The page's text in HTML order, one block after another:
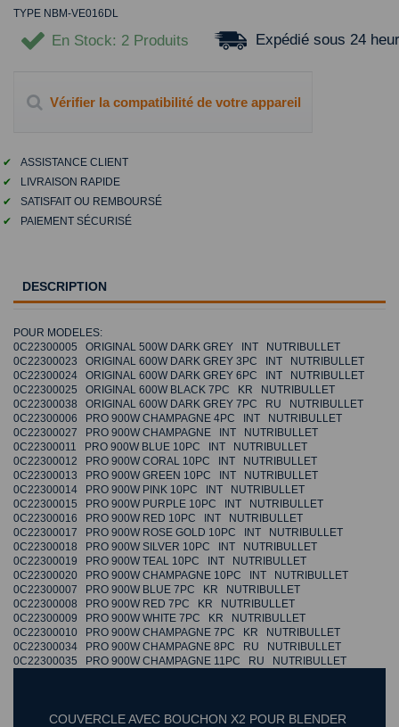
TYPE NBM-VE016DL
En Stock: 2 Produits Expédié sous 24
Vérifier la compatibilité de votre appareil
✔
ASSISTANCE CLIENT
✔
LIVRAISON RAPIDE
✔
SATISFAIT OU REMBOURSÉ
✔
PAIEMENT SÉCURISÉ
DESCRIPTION
POUR MODELES:
0C22300005 ORIGINAL 500W DARK GREY INT NUTRIBULLET
0C22300023 ORIGINAL 600W DARK GREY 3PC INT NUTRIBULLET
0C22300024 ORIGINAL 600W DARK GREY 6PC INT NUTRIBULLET
0C22300025 ORIGINAL 600W BLACK 7PC KR NUTRIBULLET
0C22300038 ORIGINAL 600W DARK GREY 7PC RU NUTRIBULLET
0C22300006 PRO 900W CHAMPAGNE 4PC INT NUTRIBULLET
0C22300027 PRO 900W CHAMPAGNE INT NUTRIBULLET
0C22300011 PRO 900W BLUE 10PC INT NUTRIBULLET
0C22300012 PRO 900W CORAL 10PC INT NUTRIBULLET
0C22300013 PRO 900W GREEN 10PC INT NUTRIBULLET
0C22300014 PRO 900W PINK 10PC INT NUTRIBULLET
0C22300015 PRO 900W PURPLE 10PC INT NUTRIBULLET
0C22300016 PRO 900W RED 10PC INT NUTRIBULLET
0C22300017 PRO 900W ROSE GOLD 10PC INT NUTRIBULLET
0C22300018 PRO 900W SILVER 10PC INT NUTRIBULLET
0C22300019 PRO 900W TEAL 10PC INT NUTRIBULLET
0C22300020 PRO 900W CHAMPAGNE 10PC INT NUTRIBULLET
0C22300007 PRO 900W BLUE 7PC KR NUTRIBULLET
0C22300008 PRO 900W RED 7PC KR NUTRIBULLET
0C22300009 PRO 900W WHITE 7PC KR NUTRIBULLET
0C22300010 PRO 900W CHAMPAGNE 7PC KR NUTRIBULLET
0C22300034 PRO 900W CHAMPAGNE 8PC RU NUTRIBULLET
0C22300035 PRO 900W CHAMPAGNE 11PC RU NUTRIBULLET
COUVERCLE AVEC BOUCHON X2 POUR BLENDER